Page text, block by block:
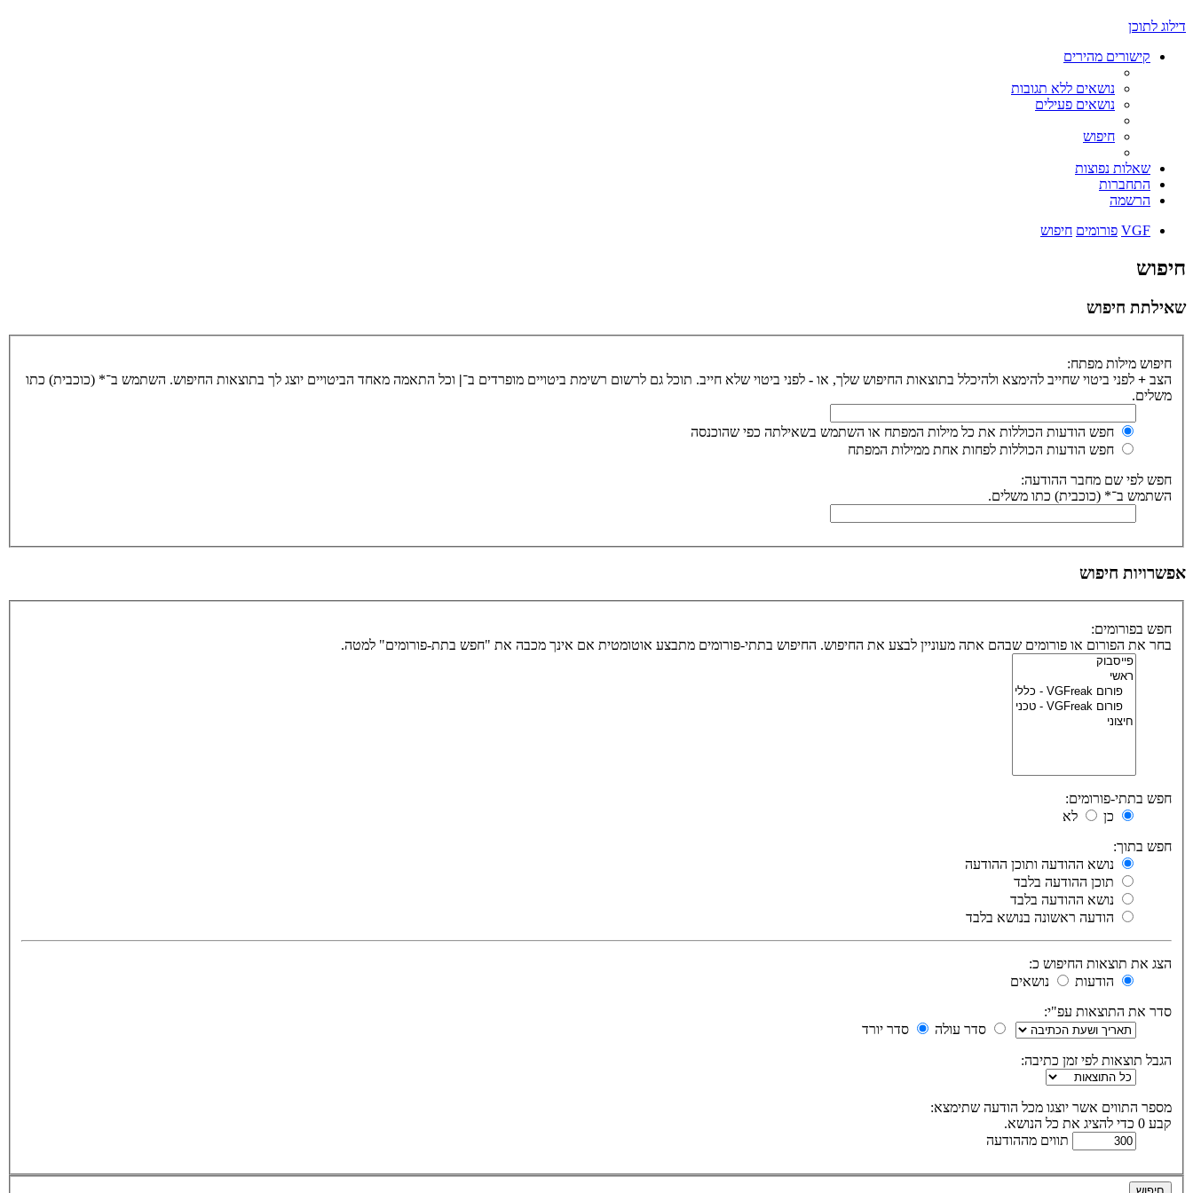
דילוג לתוכן
קישורים מהירים
נושאים ללא תגובות
נושאים פעילים
חיפוש
שאלות נפוצות
התחברות
הרשמה
VGF פורומים חיפוש
חיפוש
שאילתת חיפוש
חיפוש מילות מפתח:
הצב + לפני ביטוי שחייב להימצא ולהיכלל בתוצאות החיפוש שלך, או - לפני ביטוי שלא חייב. תוכל גם לרשום רשימת ביטויים מופרדים ב־| וכל התאמה מאחד הביטויים יוצג לך בתוצאות החיפוש. השתמש ב־* (כוכבית) כתו
משלים.
חפש הודעות הכוללות את כל מילות המפתח או השתמש בשאילתה כפי שהוכנסה
חפש הודעות הכוללות לפחות אחת ממילות המפתח
חפש לפי שם מחבר ההודעה:
השתמש ב־* (כוכבית) כתו משלים.
אפשרויות חיפוש
חפש בפורומים:
בחר את הפורום או פורומים שבהם אתה מעוניין לבצע את החיפוש. החיפוש בתתי-פורומים מתבצע אוטומטית אם אינך מכבה את "חפש בתת-פורומים" למטה.
חפש בתתי-פורומים:
כן
לא
חפש בתוך:
נושא ההודעה ותוכן ההודעה
תוכן ההודעה בלבד
נושא ההודעה בלבד
הודעה ראשונה בנושא בלבד
הצג את תוצאות החיפוש כ:
הודעות
נושאים
סדר את התוצאות עפ"י:
סדר עולה
סדר יורד
הגבל תוצאות לפי זמן כתיבה:
מספר התווים אשר יוצגו מכל הודעה שתימצא:
קבע 0 כדי להציג את כל הנושא.
תווים מההודעה